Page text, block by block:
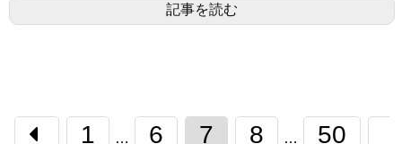
記事を読む
1 … 6 7 8 … 50